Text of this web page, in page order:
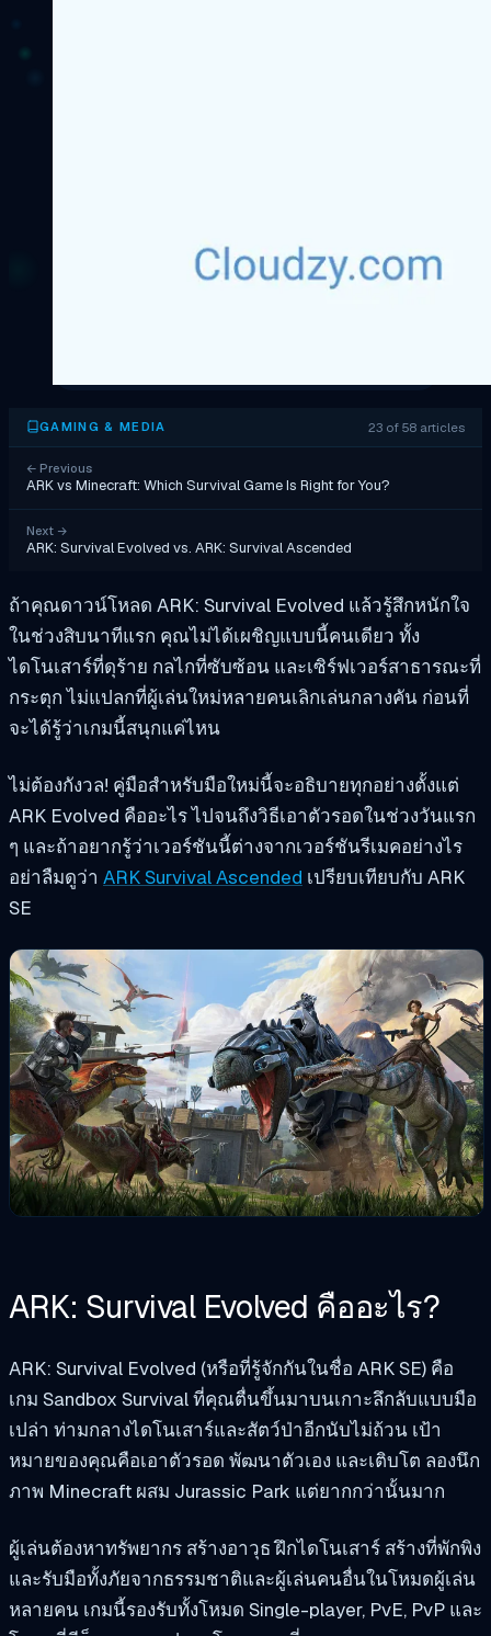
GAMING & MEDIA 23 of 58 articles
← Previous
ARK vs Minecraft: Which Survival Game Is Right for You?
Next →
ARK: Survival Evolved vs. ARK: Survival Ascended
ถ้าคุณดาวน์โหลด ARK: Survival Evolved แล้วรู้สึกหนักใจ
ในช่วงสิบนาทีแรก คุณไม่ได้เผชิญแบบนี้คนเดียว ทั้ง
ไดโนเสาร์ที่ดุร้าย กลไกที่ซับซ้อน และเซิร์ฟเวอร์สาธารณะที่
กระตุก ไม่แปลกที่ผู้เล่นใหม่หลายคนเลิกเล่นกลางคัน ก่อนที่
จะได้รู้ว่าเกมนี้สนุกแค่ไหน
ไม่ต้องกังวล! คู่มือสำหรับมือใหม่นี้จะอธิบายทุกอย่างตั้งแต่
ARK Evolved คืออะไร ไปจนถึงวิธีเอาตัวรอดในช่วงวันแรก
ๆ และถ้าอยากรู้ว่าเวอร์ชันนี้ต่างจากเวอร์ชันรีเมคอย่างไร
อย่าลืมดูว่า ARK Survival Ascended เปรียบเทียบกับ ARK
SE
ARK: Survival Evolved คืออะไร?
ARK: Survival Evolved (หรือที่รู้จักกันในชื่อ ARK SE) คือ
เกม Sandbox Survival ที่คุณตื่นขึ้นมาบนเกาะลึกลับแบบมือ
เปล่า ท่ามกลางไดโนเสาร์และสัตว์ป่าอีกนับไม่ถ้วน เป้า
หมายของคุณคือเอาตัวรอด พัฒนาตัวเอง และเติบโต ลองนึก
ภาพ Minecraft ผสม Jurassic Park แต่ยากกว่านั้นมาก
ผู้เล่นต้องหาทรัพยากร สร้างอาวุธ ฝึกไดโนเสาร์ สร้างที่พักพิง
และรับมือทั้งภัยจากธรรมชาติและผู้เล่นคนอื่นในโหมดผู้เล่น
หลายคน เกมนี้รองรับทั้งโหมด Single-player, PvE, PvP และ